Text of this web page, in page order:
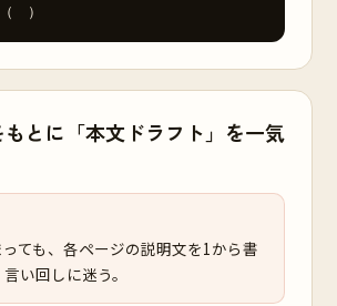
　）
とに「本文ドラフト」を一気
ても、各ページの説明文を1から書
い回しに迷う。